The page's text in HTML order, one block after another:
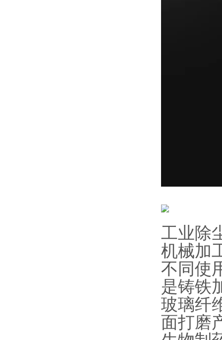
工业除
机械加
不同使
是铸铁
玻璃纤
面打磨